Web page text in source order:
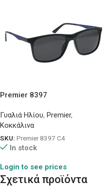
Premier 8397
Γυαλιά Ηλίου, Premier,
Κοκκάλινα
SKU: Premier 8397 C4
In stock
Login to see prices
Σχετικά προϊόντα